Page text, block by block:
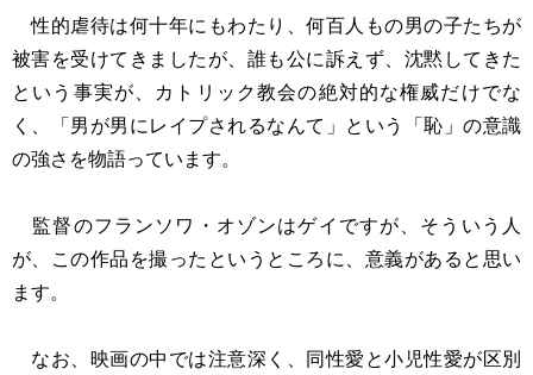
性的虐待は何十年にもわたり、何百人もの男の子たちが
被害を受けてきましたが、誰も公に訴えず、沈黙してきた
という事実が、カトリック教会の絶対的な権威だけでな
く、「男が男にレイプされるなんて」という「恥」の意識
の強さを物語っています。
監督のフランソワ・オゾンはゲイですが、そういう人
が、この作品を撮ったというところに、意義があると思い
ます。
なお、映画の中では注意深く、同性愛と小児性愛が区別